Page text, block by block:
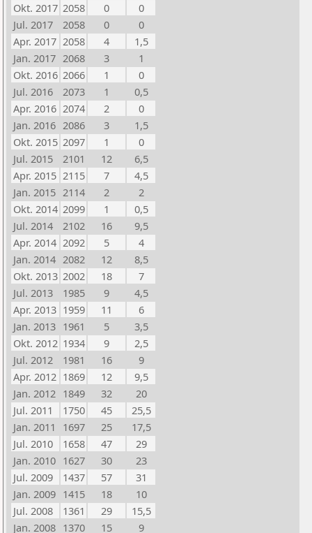
Okt. 2017 2058 0
0
Jul. 2017
2058 0
0
Apr. 2017 2058 4
1,5
Jan. 2017 2068 3
1
Okt. 2016 2066 1
0
Jul. 2016
2073 1
0,5
Apr. 2016 2074 2
0
Jan. 2016 2086 3
1,5
Okt. 2015 2097 1
0
Jul. 2015
2101 12
6,5
Apr. 2015 2115 7
4,5
Jan. 2015 2114 2
2
Okt. 2014 2099 1
0,5
Jul. 2014
2102 16
9,5
Apr. 2014 2092 5
4
Jan. 2014 2082 12
8,5
Okt. 2013 2002 18
7
Jul. 2013
1985 9
4,5
Apr. 2013 1959 11
6
Jan. 2013 1961 5
3,5
Okt. 2012 1934 9
2,5
Jul. 2012
1981 16
9
Apr. 2012 1869 12
9,5
Jan. 2012 1849 32
20
Jul. 2011
1750 45
25,5
Jan. 2011
1697 25
17,5
Jul. 2010
1658 47
29
Jan. 2010 1627 30
23
Jul. 2009
1437 57
31
Jan. 2009 1415 18
10
Jul. 2008
1361 29
15,5
Jan. 2008 1370 15 9